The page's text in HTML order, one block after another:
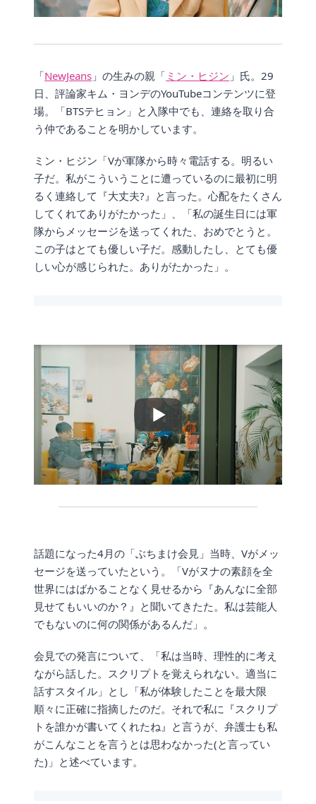
「NewJeans 」の生みの親「 ミン・ヒジン 」氏。29
日、評論家キム・ヨンデのYouTubeコンテンツに登
場。「BTSテヒョン」と入隊中でも、連絡を取り合
う仲であることを明かしています。
ミン・ヒジン「Vが軍隊から時々電話する。明るい
子だ。私がこういうことに遭っているのに最初に明
るく連絡して『大丈夫?』と言った。心配をたくさん
してくれてありがたかった」、「私の誕生日には軍
隊からメッセージを送ってくれた、おめでとうと。
この子はとても優しい子だ。感動したし、とても優
しい心が感じられた。ありがたかった」。
話題になった4月の「ぶちまけ会見」当時、Vがメッ
セージを送っていたという。「Vがヌナの素顔を全
世界にはばかることなく見せるから『あんなに全部
見せてもいいのか？』と聞いてきたた。私は芸能人
でもないのに何の関係があるんだ」。
会見での発言について、「私は当時、理性的に考え
ながら話した。スクリプトを覚えられない。適当に
話すスタイル」とし「私が体験したことを最大限
順々に正確に指摘したのだ。それで私に『スクリプ
トを誰かが書いてくれたね』と言うが、弁護士も私
がこんなことを言うとは思わなかった(と言ってい
た)」と述べています。